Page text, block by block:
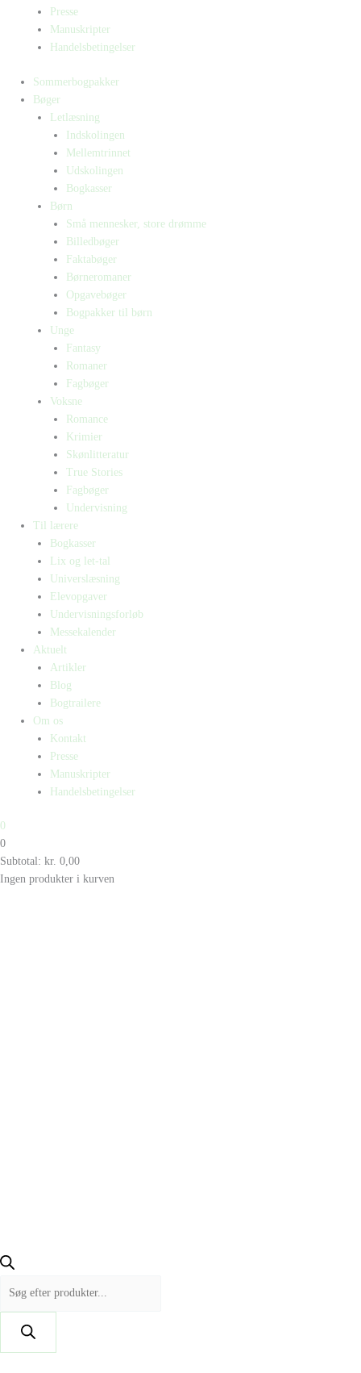
Presse
Manuskripter
Handelsbetingelser
Sommerbogpakker
Bøger
Letlæsning
Indskolingen
Mellemtrinnet
Udskolingen
Bogkasser
Børn
Små mennesker, store drømme
Billedbøger
Faktabøger
Børneromaner
Opgavebøger
Bogpakker til børn
Unge
Fantasy
Romaner
Fagbøger
Voksne
Romance
Krimier
Skønlitteratur
True Stories
Fagbøger
Undervisning
Til lærere
Bogkasser
Lix og let-tal
Universlæsning
Elevopgaver
Undervisningsforløb
Messekalender
Aktuelt
Artikler
Blog
Bogtrailere
Om os
Kontakt
Presse
Manuskripter
Handelsbetingelser
0
0
Subtotal: kr. 0,00
Ingen produkter i kurven